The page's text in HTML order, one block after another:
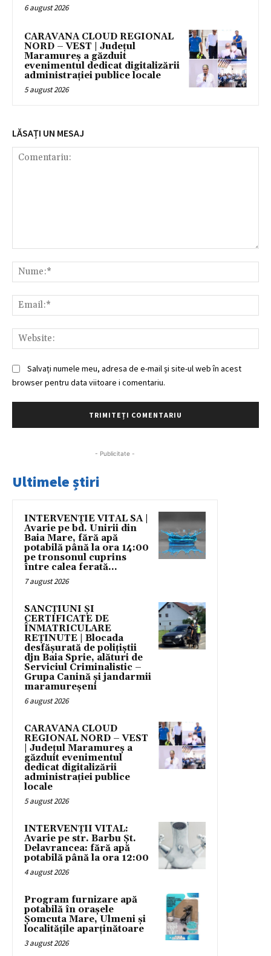
6 august 2026
CARAVANA CLOUD REGIONAL
NORD – VEST | Județul
Maramureș a găzduit
evenimentul dedicat digitalizării
administrației publice locale
5 august 2026
LĂSAȚI UN MESAJ
Salvați numele meu, adresa de e-mail și site-ul web în acest
browser pentru data viitoare i comentariu.
- Publicitate -
Ultimele știri
INTERVENȚIE VITAL SA |
Avarie pe bd. Unirii din
Baia Mare, fără apă
potabilă până la ora 14:00
pe tronsonul cuprins
între calea ferată...
7 august 2026
SANCȚIUNI ȘI
CERTIFICATE DE
ÎNMATRICULARE
REȚINUTE | Blocada
desfășurată de polițiștii
djn Baia Sprie, alături de
Serviciul Criminalistic –
Grupa Canină și jandarmii
maramureșeni
6 august 2026
CARAVANA CLOUD
REGIONAL NORD – VEST
| Județul Maramureș a
găzduit evenimentul
dedicat digitalizării
administrației publice
locale
5 august 2026
INTERVENȚII VITAL:
Avarie pe str. Barbu Șt.
Delavrancea: fără apă
potabilă până la ora 12:00
4 august 2026
Program furnizare apă
potabilă în orașele
Șomcuta Mare, Ulmeni și
localitățile aparținătoare
3 august 2026